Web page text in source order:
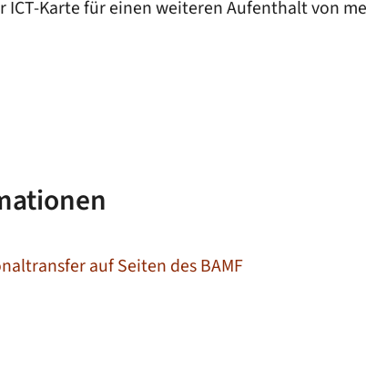
Karte für einen weiteren Aufenthalt von
auf Seiten des BAMF